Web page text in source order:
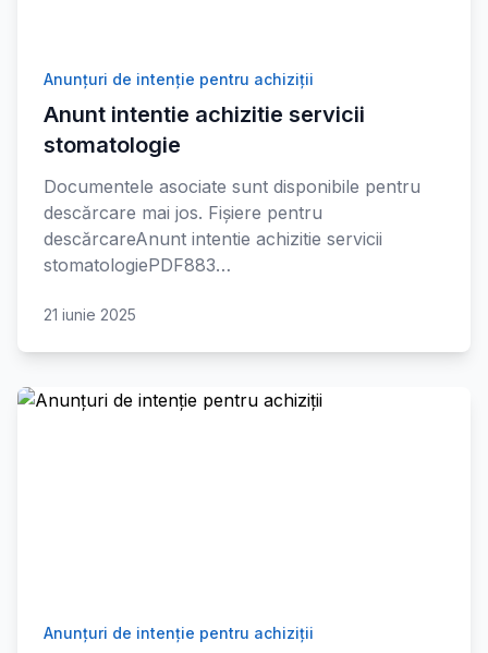
Anunțuri de intenție pentru achiziții
Anunt intentie achizitie servicii
stomatologie
Documentele asociate sunt disponibile pentru
descărcare mai jos. Fișiere pentru
descărcareAnunt intentie achizitie servicii
stomatologiePDF883…
21 iunie 2025
Anunțuri de intenție pentru achiziții